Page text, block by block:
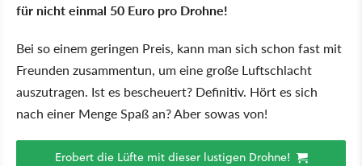
für nicht einmal 50 Euro pro Drohne!
Bei so einem geringen Preis, kann man sich schon fast mit
Freunden zusammentun, um eine große Luftschlacht
auszutragen. Ist es bescheuert? Definitiv. Hört es sich
nach einer Menge Spaß an? Aber sowas von!
Erobert die Lüfte mit dieser lustigen Drohne!